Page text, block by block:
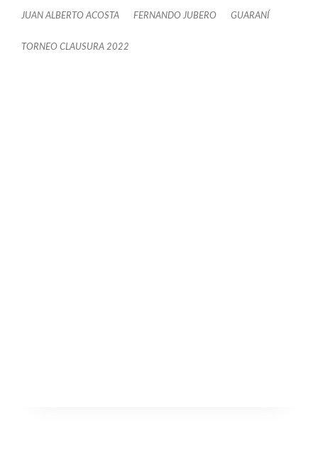
JUAN ALBERTO ACOSTA FERNANDO JUBERO GUARANÍ
TORNEO CLAUSURA 2022